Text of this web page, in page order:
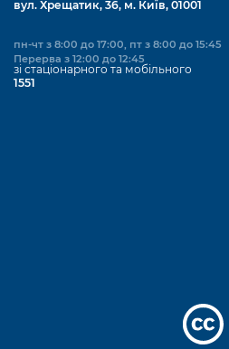
вул. Хрещатик, 36, м. Київ, 01001
пн-чт з 8:00 до 17:00, пт з 8:00 до 15:45
Перерва з 12:00 до 12:45
зі стаціонарного та мобільного
1551